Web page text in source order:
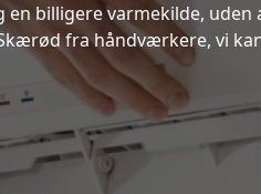
billigere varmekilde,
fra håndværkere, vi